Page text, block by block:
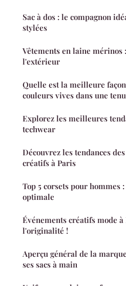
Sac à dos : le compagnon
stylées
Vêtements en laine
l'extérieur
Quelle est la meilleure
couleurs vives dans une
Explorez les meilleures
techwear
Découvrez les tendances
créatifs à Paris
Top 5 corsets pour hommes
optimale
Événements créatifs mode
l'originalité !
Aperçu général de la
ses sacs à main